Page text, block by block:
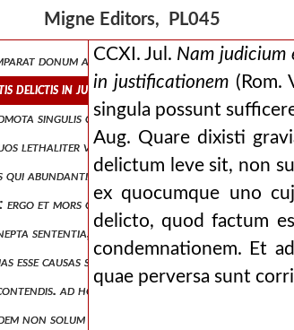
Migne Editors, PL045
adae culpa, cujus imitatione dicuntur
donum atque peccatum: et eruditissime ad
delictis in justificationem (rom. v, 16) : id est,
singulis crebro repetatur: sed infusa semel
lethaliter vulnerassent, innumerabiliter
qui abundantiam gratiae et donum justitiae
et mors quae iniquitatem voluntariam
sententia, qua et comparatio ipsa in diverso
esse causas substantiae, alias voluntatis. ac
ad hoc supra dixerat, usque ad legem
non solum prohibitum aut condemnatum,
CCXI. Jul. Nam judicium
in justificationem (Rom.
singula possunt
Aug. Quare dixisti
delictum leve sit, non
ex quocumque uno
delicto, quod factum
condemnationem. Et
quae perversa sunt